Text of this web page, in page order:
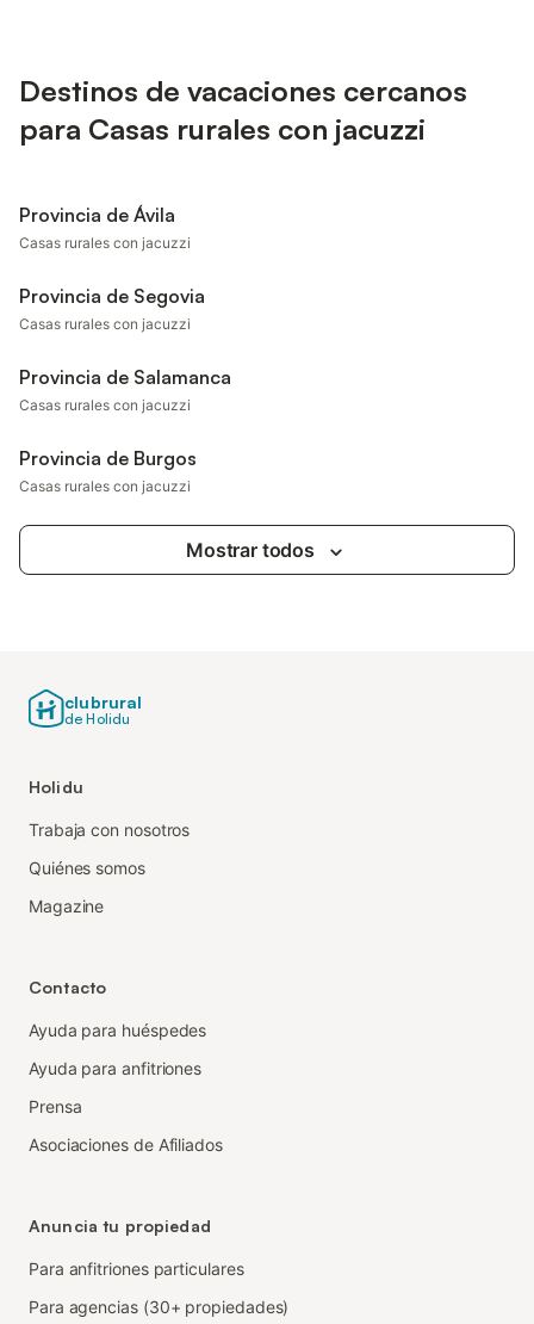
Destinos de vacaciones cercanos
para Casas rurales con jacuzzi
Provincia de Ávila
Casas rurales con jacuzzi
Provincia de Segovia
Casas rurales con jacuzzi
Provincia de Salamanca
Casas rurales con jacuzzi
Provincia de Burgos
Casas rurales con jacuzzi
Mostrar todos
clubrural
de Holidu
Holidu
Trabaja con nosotros
Quiénes somos
Magazine
Contacto
Ayuda para huéspedes
Ayuda para anfitriones
Prensa
Asociaciones de Afiliados
Anuncia tu propiedad
Para anfitriones particulares
Para agencias (30+ propiedades)